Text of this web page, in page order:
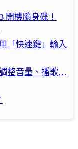
開機隨身碟！
「快速鍵」輸入
整音量、播歌…